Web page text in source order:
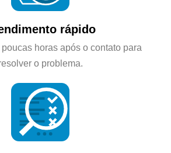
rápido
horas após o contato para
o problema.